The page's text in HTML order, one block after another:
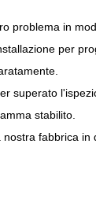
problema in
per
superato
stabilito.
fabbrica in